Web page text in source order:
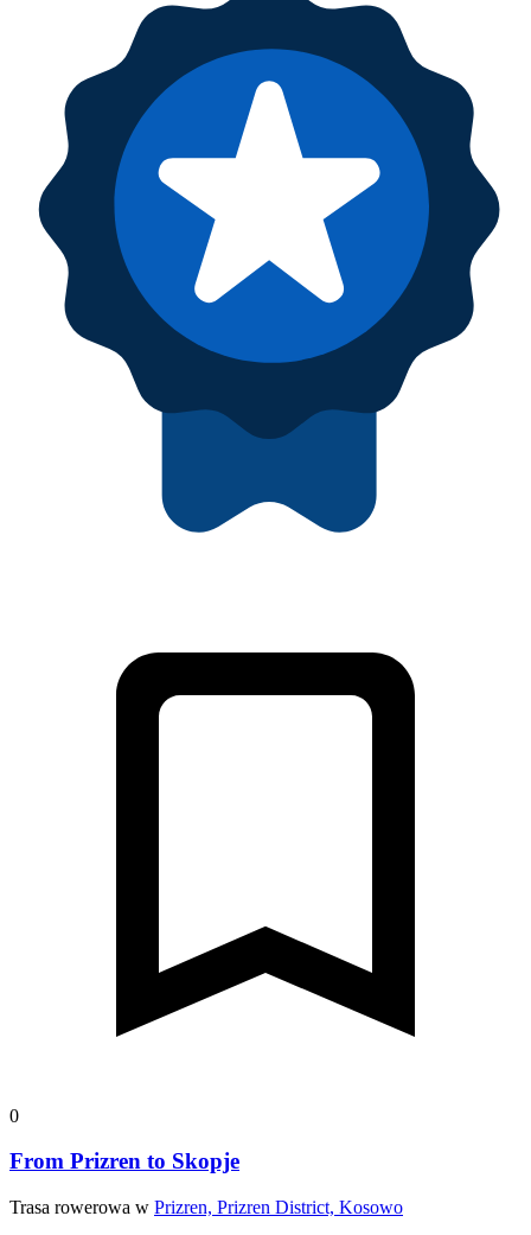
0
From Prizren to Skopje
Trasa rowerowa w Prizren, Prizren District, Kosowo